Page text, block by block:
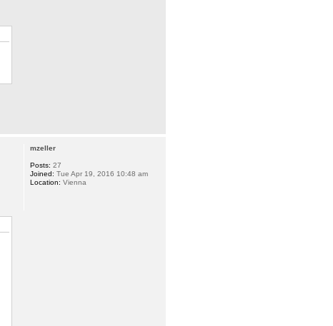
mzeller
Posts: 27
Joined: Tue Apr 19, 2016 10:48 am
Location: Vienna